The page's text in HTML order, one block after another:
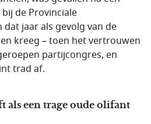
de Provinciale
jaar als gevolg van de
kreeg – toen het vertrouwen
partijcongres, en
trad af.
als een trage oude olifant